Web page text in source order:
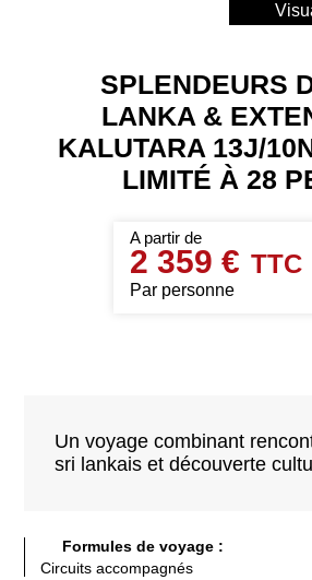
SPLENDEURS
LANKA &
KALUTARA 13J/
LIMITÉ À 28
2 359 €
Par personne
Un voyage combinant
sri lankais et découverte
Formules de voyage :
Circuits accompagnés